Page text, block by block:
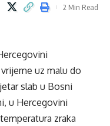
2 Min Read
uz malu do
slab u Bosni
u Hercegovini
zraka